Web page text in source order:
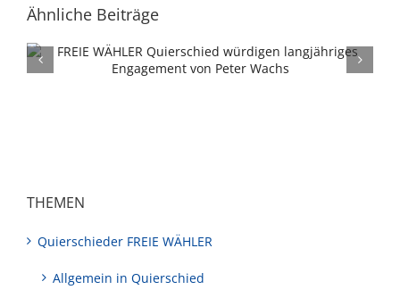
Ähnliche Beiträge
Verwaltung sowie CDU/SPD sehen keine
THEMEN
Quierschieder FREIE WÄHLER
Allgemein in Quierschied